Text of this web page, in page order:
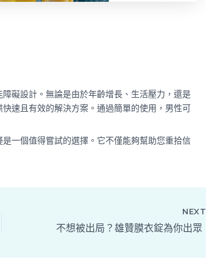
礙設計。無論是由於年齡增長、生活壓力，還是
速且有效的解決方案。通過簡單的使用，男性可
是一個值得嘗試的選擇。它不僅能夠幫助您重拾信
NEXT